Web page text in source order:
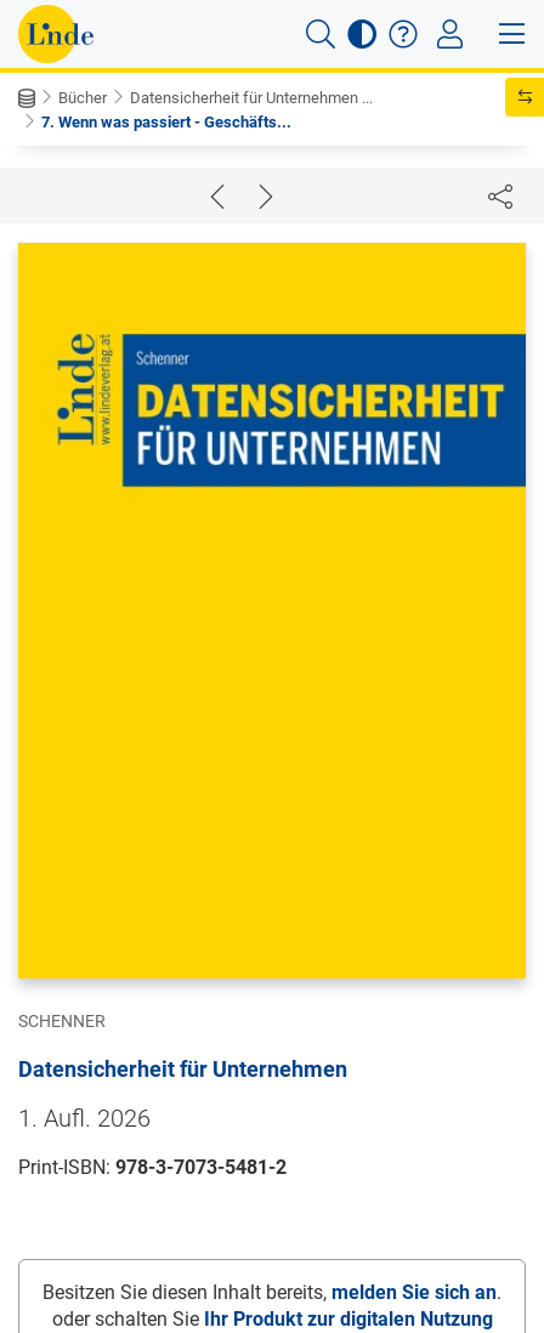
Bücher
Datensicherheit für Unternehmen ...
7. Wenn was passiert - Geschäfts...
SCHENNER
Datensicherheit für Unternehmen
1. Aufl. 2026
Print-ISBN: 978-3-7073-5481-2
Besitzen Sie diesen Inhalt bereits, melden Sie sich an.
oder schalten Sie Ihr Produkt zur digitalen Nutzung